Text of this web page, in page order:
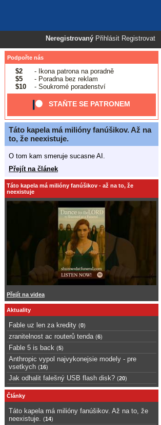
Neregistrovaný Přihlásit Registrovat
Podpořte nás
$2
- Ikona patrona na poradně
$5
- Poradna bez reklam
$10
- Soukromé poradenství
STAŇTE SE PATRONEM
Táto kapela má milióny fanúšikov. Až na
to, že neexistuje.
O tom kam smeruje sucasne AI.
Přejít na článek
Táto kapela má milióny fanúšikov - až na to, že
neexistuje
Přejít na videa
Aktuality
Fable uz len za kredity (0)
zranitelnost ac routerů tenda (6)
Fable 5 is back (5)
Anthropic vypol najvykonejsie modely - pre
vsetkych (16)
Jak odhalit falešný USB flash disk? (20)
Články
Táto kapela má milióny fanúšikov. Až na to, že
neexistuje.
(14)